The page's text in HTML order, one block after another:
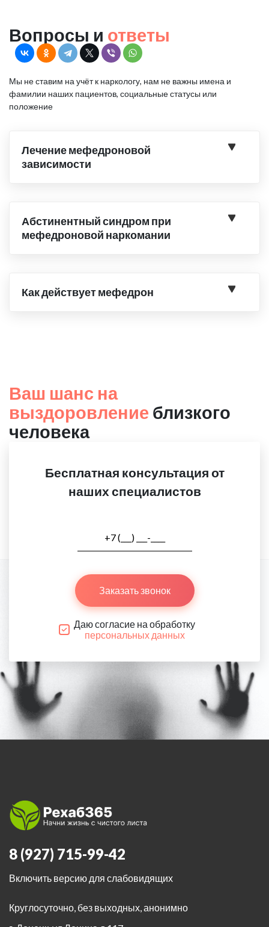
Вопросы и ответы
Мы не ставим на учёт к наркологу, нам не важны имена и
фамилии наших пациентов, социальные статусы или
положение
Лечение мефедроновой
зависимости
Абстинентный синдром при
мефедроновой наркомании
Как действует мефедрон
Ваш шанс на
выздоровление близкого
человека
Бесплатная консультация от
наших специалистов
Заказать звонок
Даю согласие на обработку
персональных данных
8 (927) 715-99-42
Включить версию для слабовидящих
Круглосуточно, без выходных, анонимно